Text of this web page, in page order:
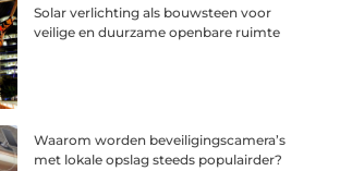
Solar verlichting als bouwsteen voor
veilige en duurzame openbare ruimte
Waarom worden beveiligingscamera’s
met lokale opslag steeds populairder?